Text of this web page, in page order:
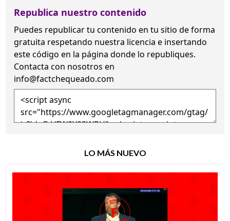
Republica nuestro contenido
Puedes republicar tu contenido en tu sitio de forma
gratuita respetando nuestra licencia e insertando
este código en la página donde lo republiques.
Contacta con nosotros en
info@factchequeado.com
LO MÁS NUEVO